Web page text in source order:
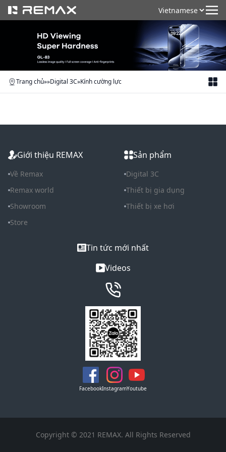
Trang chủ»»Digital 3C»Kính cường lực
Giới thiệu REMAX
Về Remax
Remax world
Showroom
Store
Sản phẩm
Digital 3C
Thiết bị gia dụng
Thiết bị xe hơi
Tin tức mới nhất
Videos
FacebookInstagramYoutube
Copyright © 2021 REMAX. All Rights Reserved